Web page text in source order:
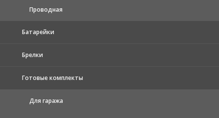
Проводная
Батарейки
Брелки
Готовые комплекты
Для гаража